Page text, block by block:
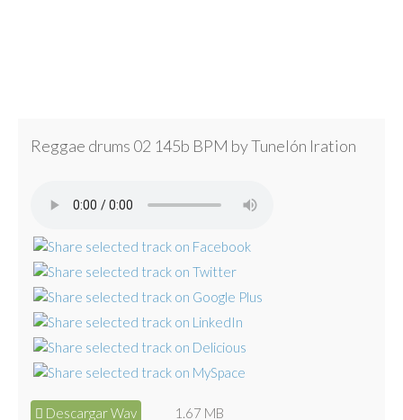
Reggae drums 02 145b BPM by Tunelón Iration
Descargar Wav 1.67 MB